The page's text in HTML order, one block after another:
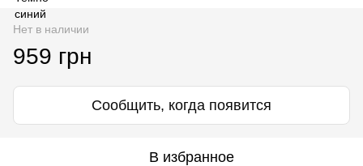
Нет в наличии
959 грн
Сообщить, когда появится
В избранное